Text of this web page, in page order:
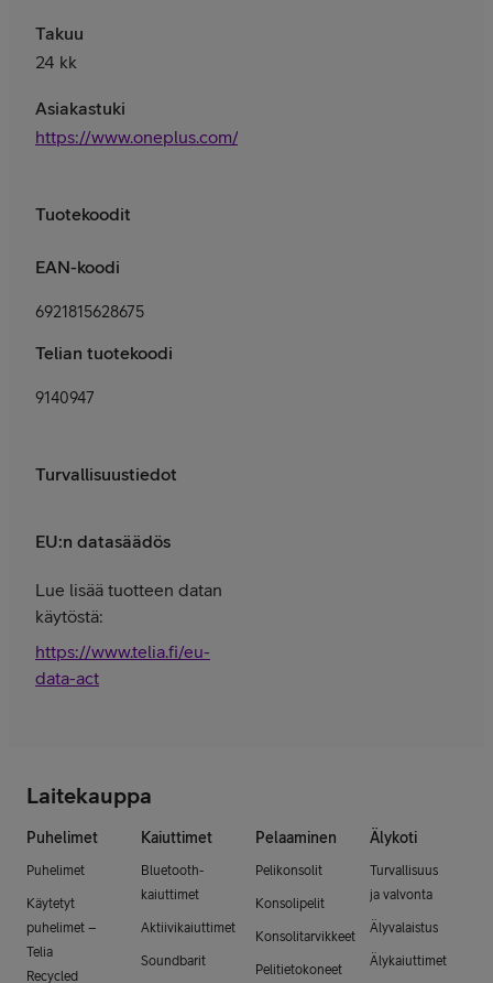
Takuu
24 kk
Asiakastuki
https://www.oneplus.com/fi/support
Tuotekoodit
EAN-koodi
6921815628675
Telian tuotekoodi
9140947
Turvallisuustiedot
EU:n datasäädös
Lue lisää tuotteen datan
käytöstä:
https://www.telia.fi/eu-
data-act
Laitekauppa
Puhelimet
Puhelimet
Käytetyt
puhelimet –
Telia
Recycled
Kaiuttimet
Bluetooth-
kaiuttimet
Aktiivikaiuttimet
Soundbarit
Pelaaminen
Pelikonsolit
Konsolipelit
Konsolitarvikkeet
Pelitietokoneet
Älykoti
Turvallisuus
ja valvonta
Älyvalaistus
Älykaiuttimet